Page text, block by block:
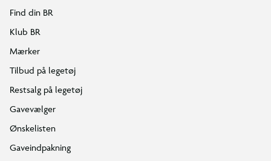
Find din BR
Klub BR
Mærker
Tilbud på legetøj
Restsalg på legetøj
Gavevælger
Ønskelisten
Gaveindpakning